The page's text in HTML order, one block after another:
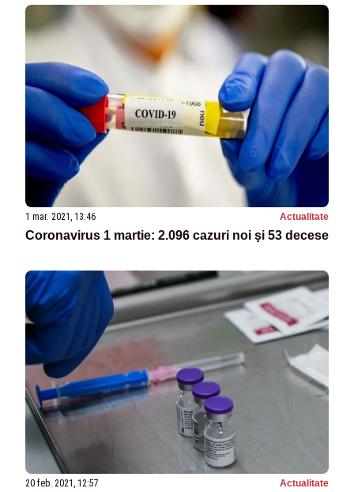
1 mar. 2021, 13:46 Actualitate
Coronavirus 1 martie: 2.096 cazuri noi şi 53 decese
20 feb. 2021, 12:57 Actualitate